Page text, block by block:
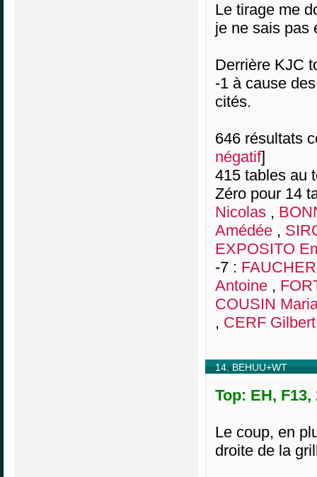
Le tirage me
je ne sais pas
Derrière KJC
-1 à cause
cités.
646 résultats
négatif]
415 tables au
Zéro pour 14
Nicolas ,
Amédée ,
EXPOSITO
-7 :
Antoine ,
COUSIN
, CERF Gilbert
14. BEHUU+WT
Top: EH,
Le coup, en
droite de la